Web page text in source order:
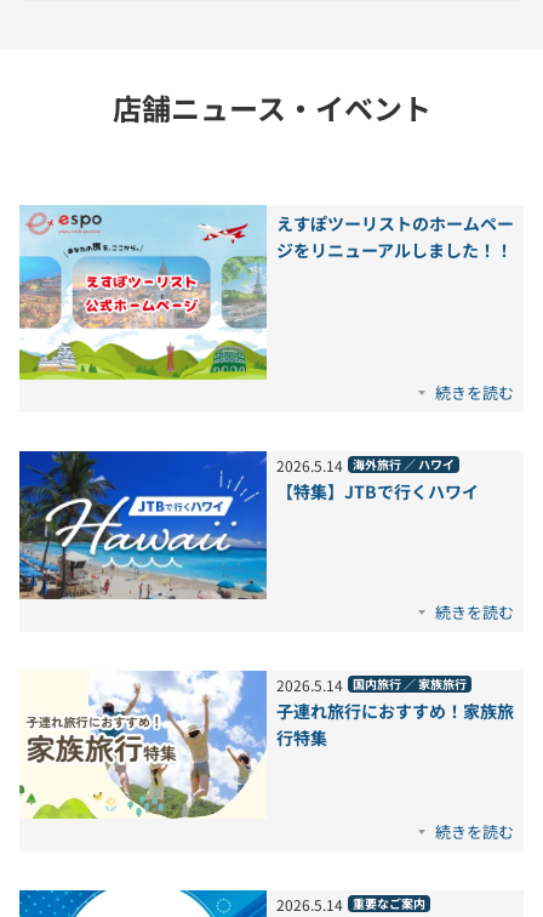
店舗ニュース・イベント
えすぽツーリストのホームペー
ジをリニューアルしました！！
続きを読む
2026.5.14 海外旅行 ／ ハワイ
【特集】JTBで行くハワイ
続きを読む
2026.5.14 国内旅行 ／ 家族旅行
子連れ旅行におすすめ！家族旅
行特集
続きを読む
2026.5.14 重要なご案内